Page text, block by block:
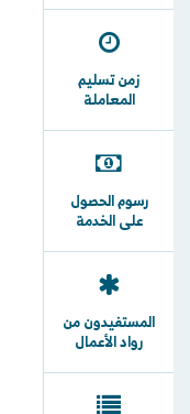
زمن تسليم
المعاملة
رسوم الحصول
على الخدمة
المستفيدون من
رواد الأعمال